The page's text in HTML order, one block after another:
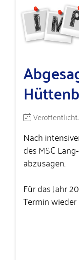
Details
Nach
des MSC
abzusagen.
Für das Jahr
Termin